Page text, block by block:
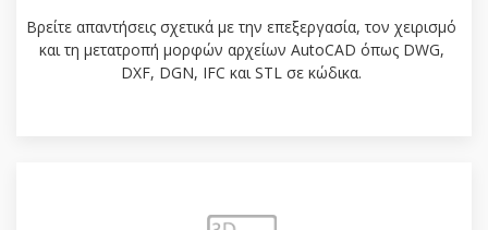
Βρείτε απαντήσεις σχετικά με την επεξεργασία, τον χειρισμό
και τη μετατροπή μορφών αρχείων AutoCAD όπως DWG,
DXF, DGN, IFC και STL σε κώδικα.